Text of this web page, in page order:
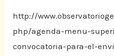
http://
php/agenda-menu-
convocatoria-para-el-